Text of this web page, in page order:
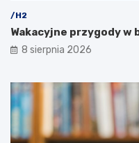
/H2
Wakacyjne przygody
8 sierpnia 2026